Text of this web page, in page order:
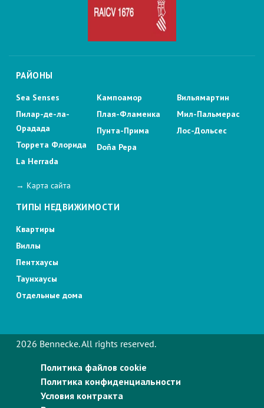
РАЙОНЫ
Sea Senses
Пилар-де-ла-
Орадада
Торрета Флорида
La Herrada
Кампоамор
Плая-Фламенка
Пунта-Прима
Doña Pepa
Вильямартин
Мил-Пальмерас
Лос-Дольсес
→ Карта сайта
ТИПЫ НЕДВИЖИМОСТИ
Квартиры
Виллы
Пентхаусы
Таунхаусы
Отдельные дома
2026 Bennecke. All rights reserved.
Политика файлов cookie
Политика конфиденциальности
Условия контракта